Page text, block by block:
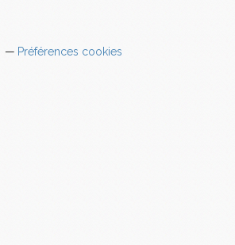
Préférences cookies